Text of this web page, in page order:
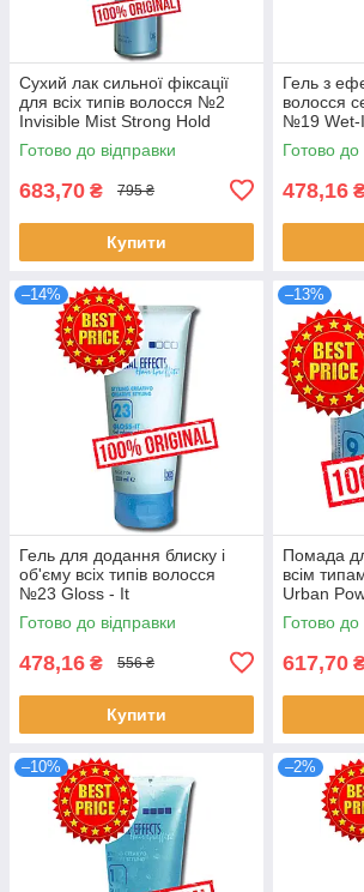
Сухий лак сильної фіксації
для всіх типів волосся №2
Invisible Mist Strong Hold
Готово до відправки
683,70 ₴ 795 ₴
Купити
Гель з
волосся
№19 Wet-
Готово до
478,16
–14%
Гель для додання блиску і
об'єму всіх типів волосся
№23 Gloss - It
Готово до відправки
478,16 ₴ 556 ₴
Купити
–13%
Помада
всім
Urban
Готово до
617,70
–10% –2%